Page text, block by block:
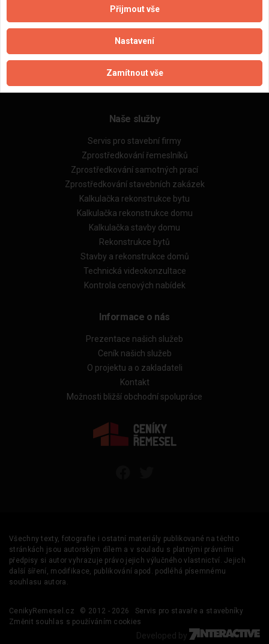
Zpracování a ochrana osobních údajů
Zásady pro používání souborů cookie
Obchodní podmínky (zprostředkování)
Obchodní podmínky (rozpočtování)
Reference
Naše excelové tabulky online
Naše služby
Servis pro stavební firmy
Zprostředkování řemeslníků
Zprostředkování samotných prací
Zprostředkování stavebních zakázek
Kalkulačka rekonstrukce bytu
Kalkulačka rekonstrukce domu
Kalkulačka stavby domu
Rekonstrukce bytů
Stavby a rekonstrukce domů
Technická videokonzultace
Kontrola cenových nabídek
Informace o nás
Prezentace našich služeb
Ceník našich služeb
O projektu a o zakladateli
Kontakt
Možnosti bližší obchodní spolupráce
Všechny texty, fotografie i ostatní materiály publikované na těchto
stránkách jsou autorským dílem a v souladu s platnými právními
předpisy si autor vyhrazuje právo jejich výlučného vlastnictví. Jejich
další šíření, modifikace, publikování apod. podléhá písemnému
souhlasu autora.
CenikyRemesel.cz © 2012 - 2026
Servis pro stavaře a stavebníky
Změnit souhlas s používáním cookies
Developed by
Přijmout vše
Nastavení
Zamítnout vše